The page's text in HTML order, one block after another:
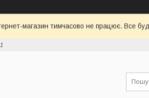
магазин тимчасово не працює. Все